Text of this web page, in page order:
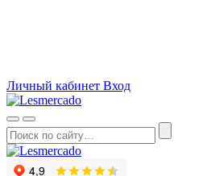
Личный кабинет Вход